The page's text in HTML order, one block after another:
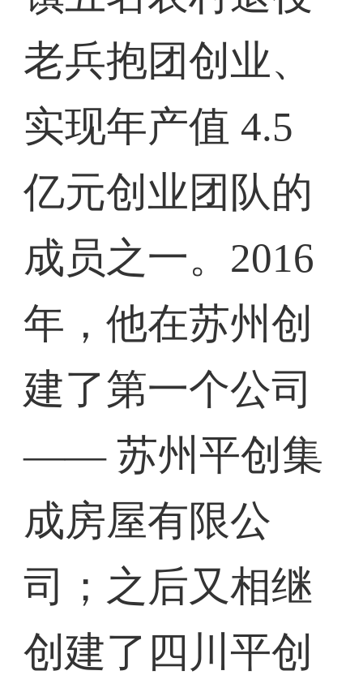
老兵抱团创业、
实现年产值 4.5
亿元创业团队的
成员之一。2016
年，他在苏州创
建了第一个公司
—— 苏州平创集
成房屋有限公
司；之后又相继
创建了四川平创